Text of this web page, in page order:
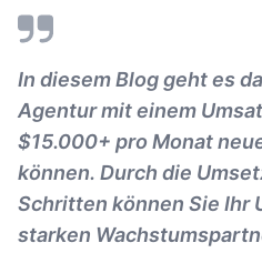
In diesem Blog geht es
Agentur mit einem
$15.000+ pro Monat
können. Durch die
Schritten können Sie Ihr
starken